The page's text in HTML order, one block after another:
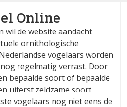
Online
wil de website aandacht
ornithologische
vogelaars worden
regelmatig verrast. Door
bepaalde soort of bepaalde
uiterst zeldzame soort
vogelaars nog niet eens de